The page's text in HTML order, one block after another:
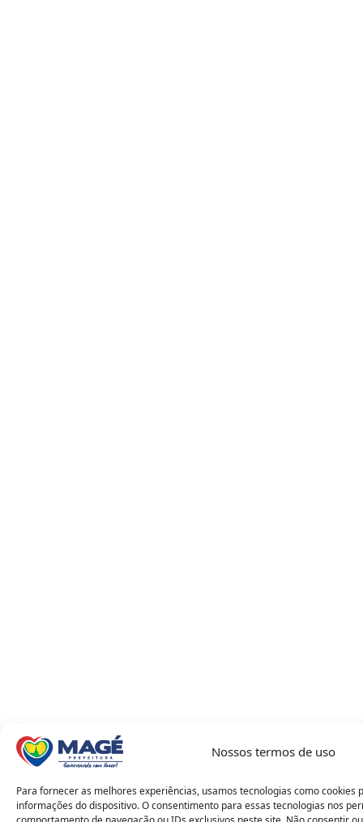
Nossos termos de uso
Para fornecer as melhores experiências, usamos tecnologias como cookies
informações do dispositivo. O consentimento para essas tecnologias nos